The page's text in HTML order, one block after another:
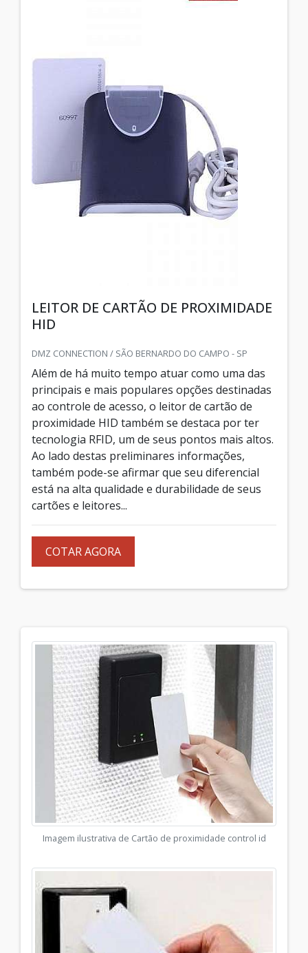
LEITOR DE CARTÃO DE PROXIMIDADE
HID
DMZ CONNECTION / SÃO BERNARDO DO CAMPO - SP
Além de há muito tempo atuar como uma das
principais e mais populares opções destinadas
ao controle de acesso, o leitor de cartão de
proximidade HID também se destaca por ter
tecnologia RFID, um de seus pontos mais altos.
Ao lado destas preliminares informações,
também pode-se afirmar que seu diferencial
está na alta qualidade e durabilidade de seus
cartões e leitores...
COTAR AGORA
Imagem ilustrativa de Cartão de proximidade control id